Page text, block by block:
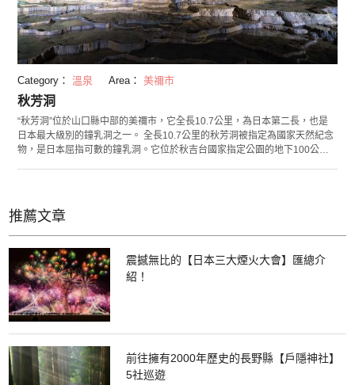
Category： 溫泉 Area： 美禰市
秋芳洞
“秋芳洞”位於山口縣中部的美禰市，它全長10.7公里，為日本第二長，也是
日本最大級別的鐘乳洞之一。 全長10.7公里的秋芳洞被指定為國家天然紀念
物，是日本屈指可數的鐘乳洞。它位於秋吉台國家指定公園的地下100公尺
鐘就可到達秋吉台岩溶展望台，在那裡可以欣賞到360度的環繞美景。
推薦文章
震撼無比的【日本三大煙火大會】匯總介
紹！
前往擁有2000年歷史的長野縣【戶隱神社】
5社巡遊